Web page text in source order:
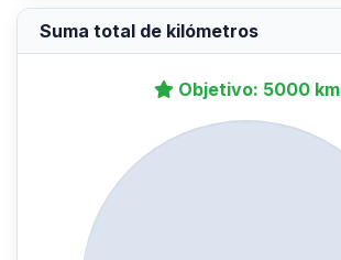
Suma total de kilómetros
Objetivo: 5000 km